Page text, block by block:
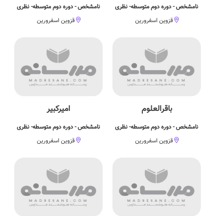
نامشخص - دوره دوم متوسطه- نظری
قزوین اسفرورین
نامشخص - دوره دوم متوسطه- نظری
قزوین اسفرورین
باقرالعلوم
نامشخص - دوره دوم متوسطه- نظری
قزوین اسفرورین
امیرکبیر
نامشخص - دوره دوم متوسطه- نظری
قزوین اسفرورین